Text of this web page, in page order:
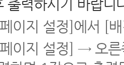
출력하시기 바랍니
이지 설정]에서 [
이지 설정] → 오